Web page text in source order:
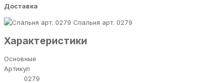
Доставка
Спальня арт. 0279
Характеристики
Основные
Артикул
0279